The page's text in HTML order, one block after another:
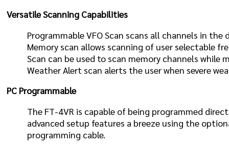
Versatile Scanning Capabilities
Programmable VFO Scan scans all channels in the
Memory scan allows scanning of user selectable
Scan can be used to scan memory channels while
Weather Alert scan alerts the user when severe
PC Programmable
The FT-4VR is capable of being programmed
advanced setup features a breeze using the
programming cable.